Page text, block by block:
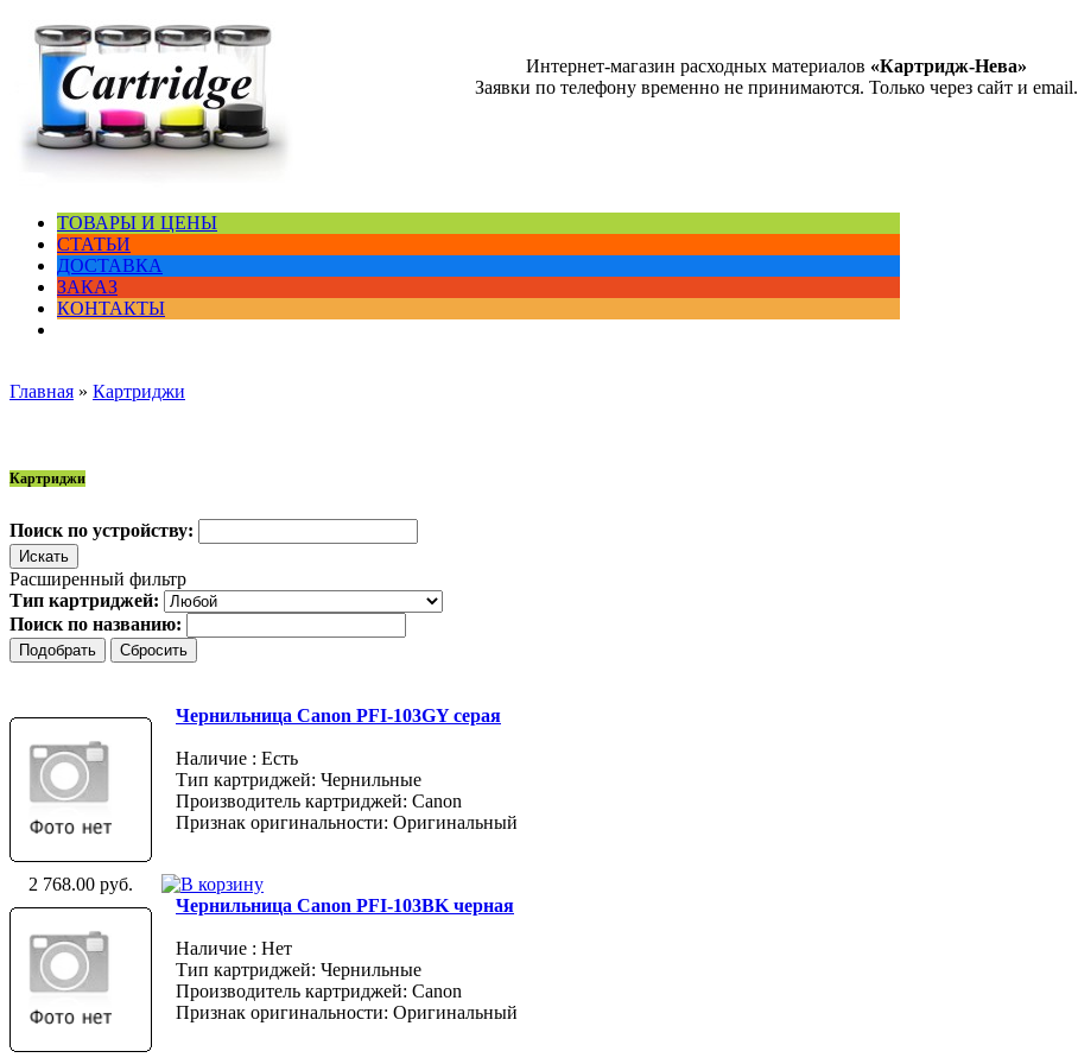
Интернет-магазин расходных материалов «Картридж-Нева»
Заявки по телефону временно не принимаются. Только через сайт и email.
ТОВАРЫ И ЦЕНЫ
СТАТЬИ
ДОСТАВКА
ЗАКАЗ
КОНТАКТЫ
Главная » Картриджи
Картриджи
Поиск по устройству:
Расширенный фильтр
Тип картриджей:
Поиск по названию:
Чернильница Canon PFI-103GY серая
Наличие : Есть
Тип картриджей: Чернильные
Производитель картриджей: Canon
Признак оригинальности: Оригинальный
2 768.00 руб.
Чернильница Canon PFI-103BK черная
Наличие : Нет
Тип картриджей: Чернильные
Производитель картриджей: Canon
Признак оригинальности: Оригинальный